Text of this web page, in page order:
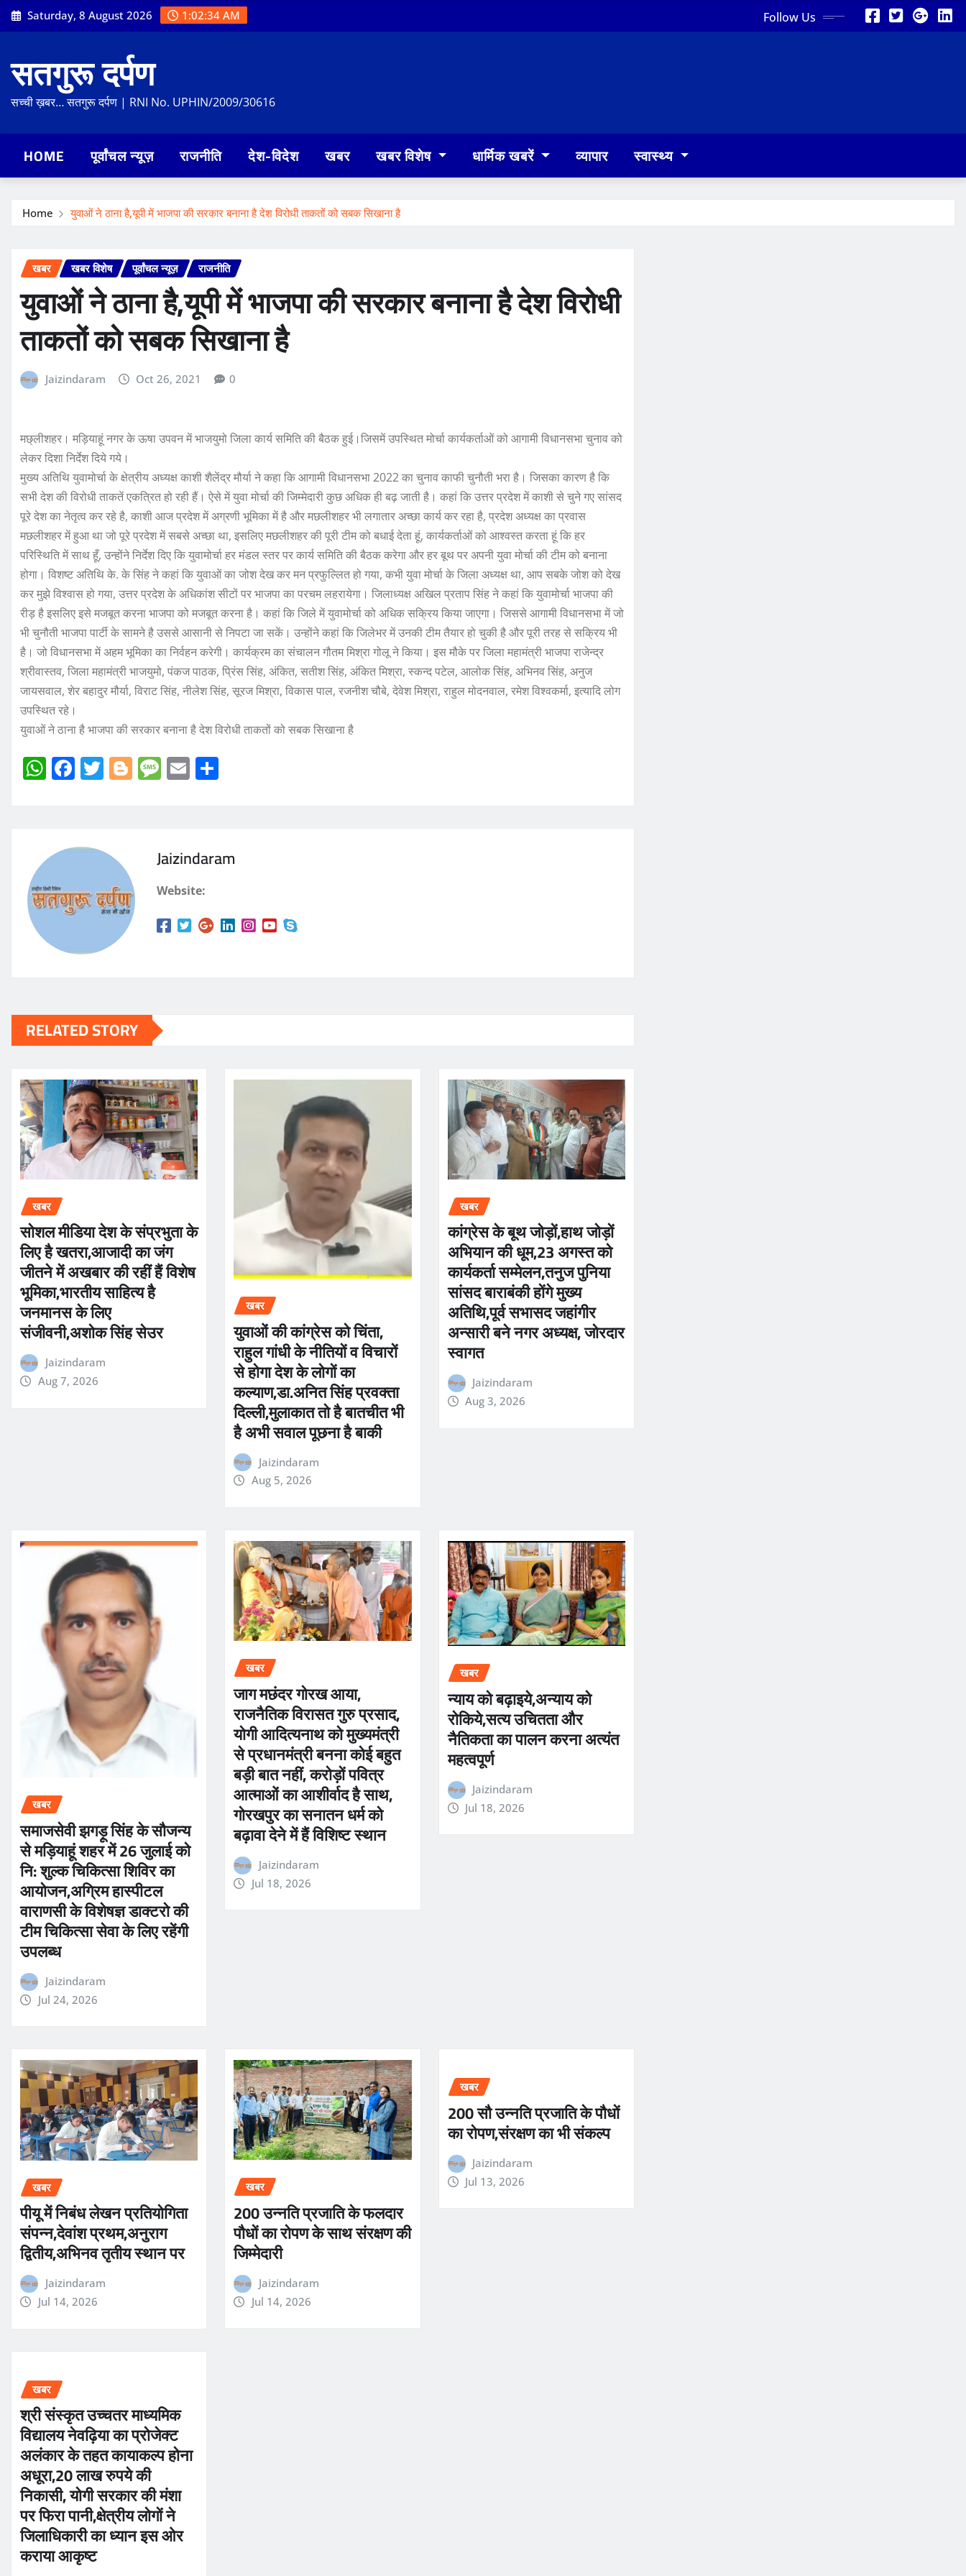
Skip
to
Saturday, 8 August 2026 1:02:36 AM Follow Us
सतगुरू दर्पण
सच्ची ख़बर… सतगुरू दर्पण | RNI No. UPHIN/2009/30616
HOME पूर्वांचल न्यूज़ राजनीति देश-विदेश खबर खबर विशेष धार्मिक खबरें व्यापार स्वास्थ्य
Home युवाओं ने ठाना है,यूपी में भाजपा की सरकार बनाना है देश विरोधी ताकतों को सबक सिखाना है
खबर खबर विशेष पूर्वांचल न्यूज़ राजनीति
युवाओं ने ठाना है,यूपी में भाजपा की सरकार बनाना है देश विरोधी
ताकतों को सबक सिखाना है
Jaizindaram Oct 26, 2021 0
मछ्लीशहर। मड़ियाहूं नगर के ऊषा उपवन में भाजयुमो जिला कार्य समिति की बैठक हुई।जिसमें उपस्थित मोर्चा कार्यकर्ताओं को आगामी विधानसभा चुनाव को
लेकर दिशा निर्देश दिये गये।
मुख्य अतिथि युवामोर्चा के क्षेत्रीय अध्यक्ष काशी शैलेंद्र मौर्या ने कहा कि आगामी विधानसभा 2022 का चुनाव काफी चुनौती भरा है। जिसका कारण है कि
सभी देश की विरोधी ताकतें एकत्रित हो रही हैं। ऐसे में युवा मोर्चा की जिम्मेदारी कुछ अधिक ही बढ़ जाती है। कहां कि उत्तर प्रदेश में काशी से चुने गए सांसद
पूरे देश का नेतृत्व कर रहे है, काशी आज प्रदेश में अग्रणी भूमिका में है और मछलीशहर भी लगातार अच्छा कार्य कर रहा है, प्रदेश अध्यक्ष का प्रवास
मछलीशहर में हुआ था जो पूरे प्रदेश में सबसे अच्छा था, इसलिए मछलीशहर की पूरी टीम को बधाई देता हूं, कार्यकर्ताओं को आश्वस्त करता हूं कि हर
परिस्थिति में साथ हूँ, उन्होंने निर्देश दिए कि युवामोर्चा हर मंडल स्तर पर कार्य समिति की बैठक करेगा और हर बूथ पर अपनी युवा मोर्चा की टीम को बनाना
होगा। विशष्ट अतिथि के. के सिंह ने कहां कि युवाओं का जोश देख कर मन प्रफुल्लित हो गया, कभी युवा मोर्चा के जिला अध्यक्ष था, आप सबके जोश को देख
कर मुझे विश्वास हो गया, उत्तर प्रदेश के अधिकांश सीटों पर भाजपा का परचम लहरायेगा। जिलाध्यक्ष अखिल प्रताप सिंह ने कहां कि युवामोर्चा भाजपा की
रीड़ है इसलिए इसे मजबूत करना भाजपा को मजबूत करना है। कहां कि जिले में युवामोर्चा को अधिक सक्रिय किया जाएगा। जिससे आगामी विधानसभा में जो
भी चुनौती भाजपा पार्टी के सामने है उससे आसानी से निपटा जा सकें। उन्होंने कहां कि जिलेभर में उनकी टीम तैयार हो चुकी है और पूरी तरह से सक्रिय भी
है। जो विधानसभा में अहम भूमिका का निर्वहन करेगी। कार्यक्रम का संचालन गौतम मिश्रा गोलू ने किया। इस मौके पर जिला महामंत्री भाजपा राजेन्द्र
श्रीवास्तव, जिला महामंत्री भाजयुमो, पंकज पाठक, प्रिंस सिंह, अंकित, सतीश सिंह, अंकित मिश्रा, स्कन्द पटेल, आलोक सिंह, अभिनव सिंह, अनुज
जायसवाल, शेर बहादुर मौर्या, विराट सिंह, नीलेश सिंह, सूरज मिश्रा, विकास पाल, रजनीश चौबे, देवेश मिश्रा, राहुल मोदनवाल, रमेश विश्वकर्मा, इत्यादि लोग
उपस्थित रहे।
युवाओं ने ठाना है भाजपा की सरकार बनाना है देश विरोधी ताकतों को सबक सिखाना है
W
A
p
p
F
b
o
o
T
r
Bl M
g
e
E
Jaizindaram
Website:
RELATED STORY
खबर
सोशल मीडिया देश के संप्रभुता के
लिए है खतरा,आजादी का जंग
जीतने में अखबार की रहीं हैं विशेष
भूमिका,भारतीय साहित्य है
जनमानस के लिए
संजीवनी,अशोक सिंह सेउर
Jaizindaram
Aug 7, 2026
खबर
युवाओं की कांग्रेस को चिंता,
राहुल गांधी के नीतियों व विचारों
से होगा देश के लोगों का
कल्याण,डा.अनित सिंह प्रवक्ता
दिल्ली,मुलाकात तो है बातचीत भी
है अभी सवाल पूछना है बाकी
Jaizindaram
Aug 5, 2026
खबर
कांग्रेस के बूथ जोड़ों,हाथ जोड़ों
अभियान की धूम,23 अगस्त को
कार्यकर्ता सम्मेलन,तनुज पुनिया
सांसद बाराबंकी होंगे मुख्य
अतिथि,पूर्व सभासद जहांगीर
अन्सारी बने नगर अध्यक्ष, जोरदार
स्वागत
Jaizindaram
Aug 3, 2026
खबर
समाजसेवी झगड़ू सिंह के सौजन्य
से मड़ियाहूं शहर में 26 जुलाई को
नि: शुल्क चिकित्सा शिविर का
आयोजन,अग्रिम हास्पीटल
वाराणसी के विशेषज्ञ डाक्टरो की
टीम चिकित्सा सेवा के लिए रहेंगी
उपलब्ध
Jaizindaram
Jul 24, 2026
खबर
जाग मछंदर गोरख आया,
राजनैतिक विरासत गुरु प्रसाद,
योगी आदित्यनाथ को मुख्यमंत्री
से प्रधानमंत्री बनना कोई बहुत
बड़ी बात नहीं, करोड़ों पवित्र
आत्माओं का आशीर्वाद है साथ,
गोरखपुर का सनातन धर्म को
बढ़ावा देने में हैं विशिष्ट स्थान
Jaizindaram
Jul 18, 2026
खबर
न्याय को बढ़ाइये,अन्याय को
रोकिये,सत्य उचितता और
नैतिकता का पालन करना अत्यंत
महत्वपूर्ण
Jaizindaram
Jul 18, 2026
खबर
पीयू में निबंध लेखन प्रतियोगिता
संपन्न,देवांश प्रथम,अनुराग
द्वितीय,अभिनव तृतीय स्थान पर
Jaizindaram
Jul 14, 2026
खबर
200 उन्नति प्रजाति के फलदार
पौधों का रोपण के साथ संरक्षण की
जिम्मेदारी
Jaizindaram
Jul 14, 2026
खबर
200 सौ उन्नति प्रजाति के पौधों
का रोपण,संरक्षण का भी संकल्प
Jaizindaram
Jul 13, 2026
खबर
श्री संस्कृत उच्चतर माध्यमिक
विद्यालय नेवढ़िया का प्रोजेक्ट
अलंकार के तहत कायाकल्प होना
अधूरा,20 लाख रुपये की
निकासी, योगी सरकार की मंशा
पर फिरा पानी,क्षेत्रीय लोगों ने
जिलाधिकारी का ध्यान इस ओर
कराया आकृष्ट